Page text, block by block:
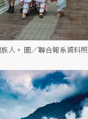
人。 圖／聯合報系資料照